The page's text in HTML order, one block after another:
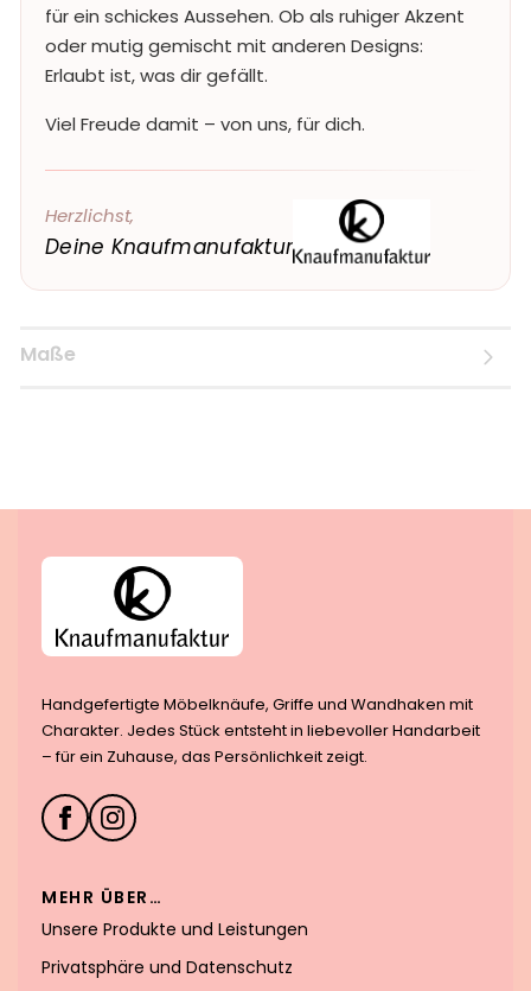
für ein schickes Aussehen. Ob als ruhiger Akzent
oder mutig gemischt mit anderen Designs:
Erlaubt ist, was dir gefällt.
Viel Freude damit – von uns, für dich.
Herzlichst,
Deine Knaufmanufaktur
Maße
Handgefertigte Möbelknäufe, Griffe und Wandhaken mit
Charakter. Jedes Stück entsteht in liebevoller Handarbeit
– für ein Zuhause, das Persönlichkeit zeigt.
MEHR ÜBER…
Unsere Produkte und Leistungen
Privatsphäre und Datenschutz